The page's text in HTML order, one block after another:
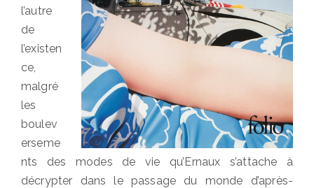
l’autre
de
l’existen
ce,
malgré
les
boulev
erseme
nts des modes de vie qu’Ernaux s’attache à
décrypter dans le passage du monde d’après-